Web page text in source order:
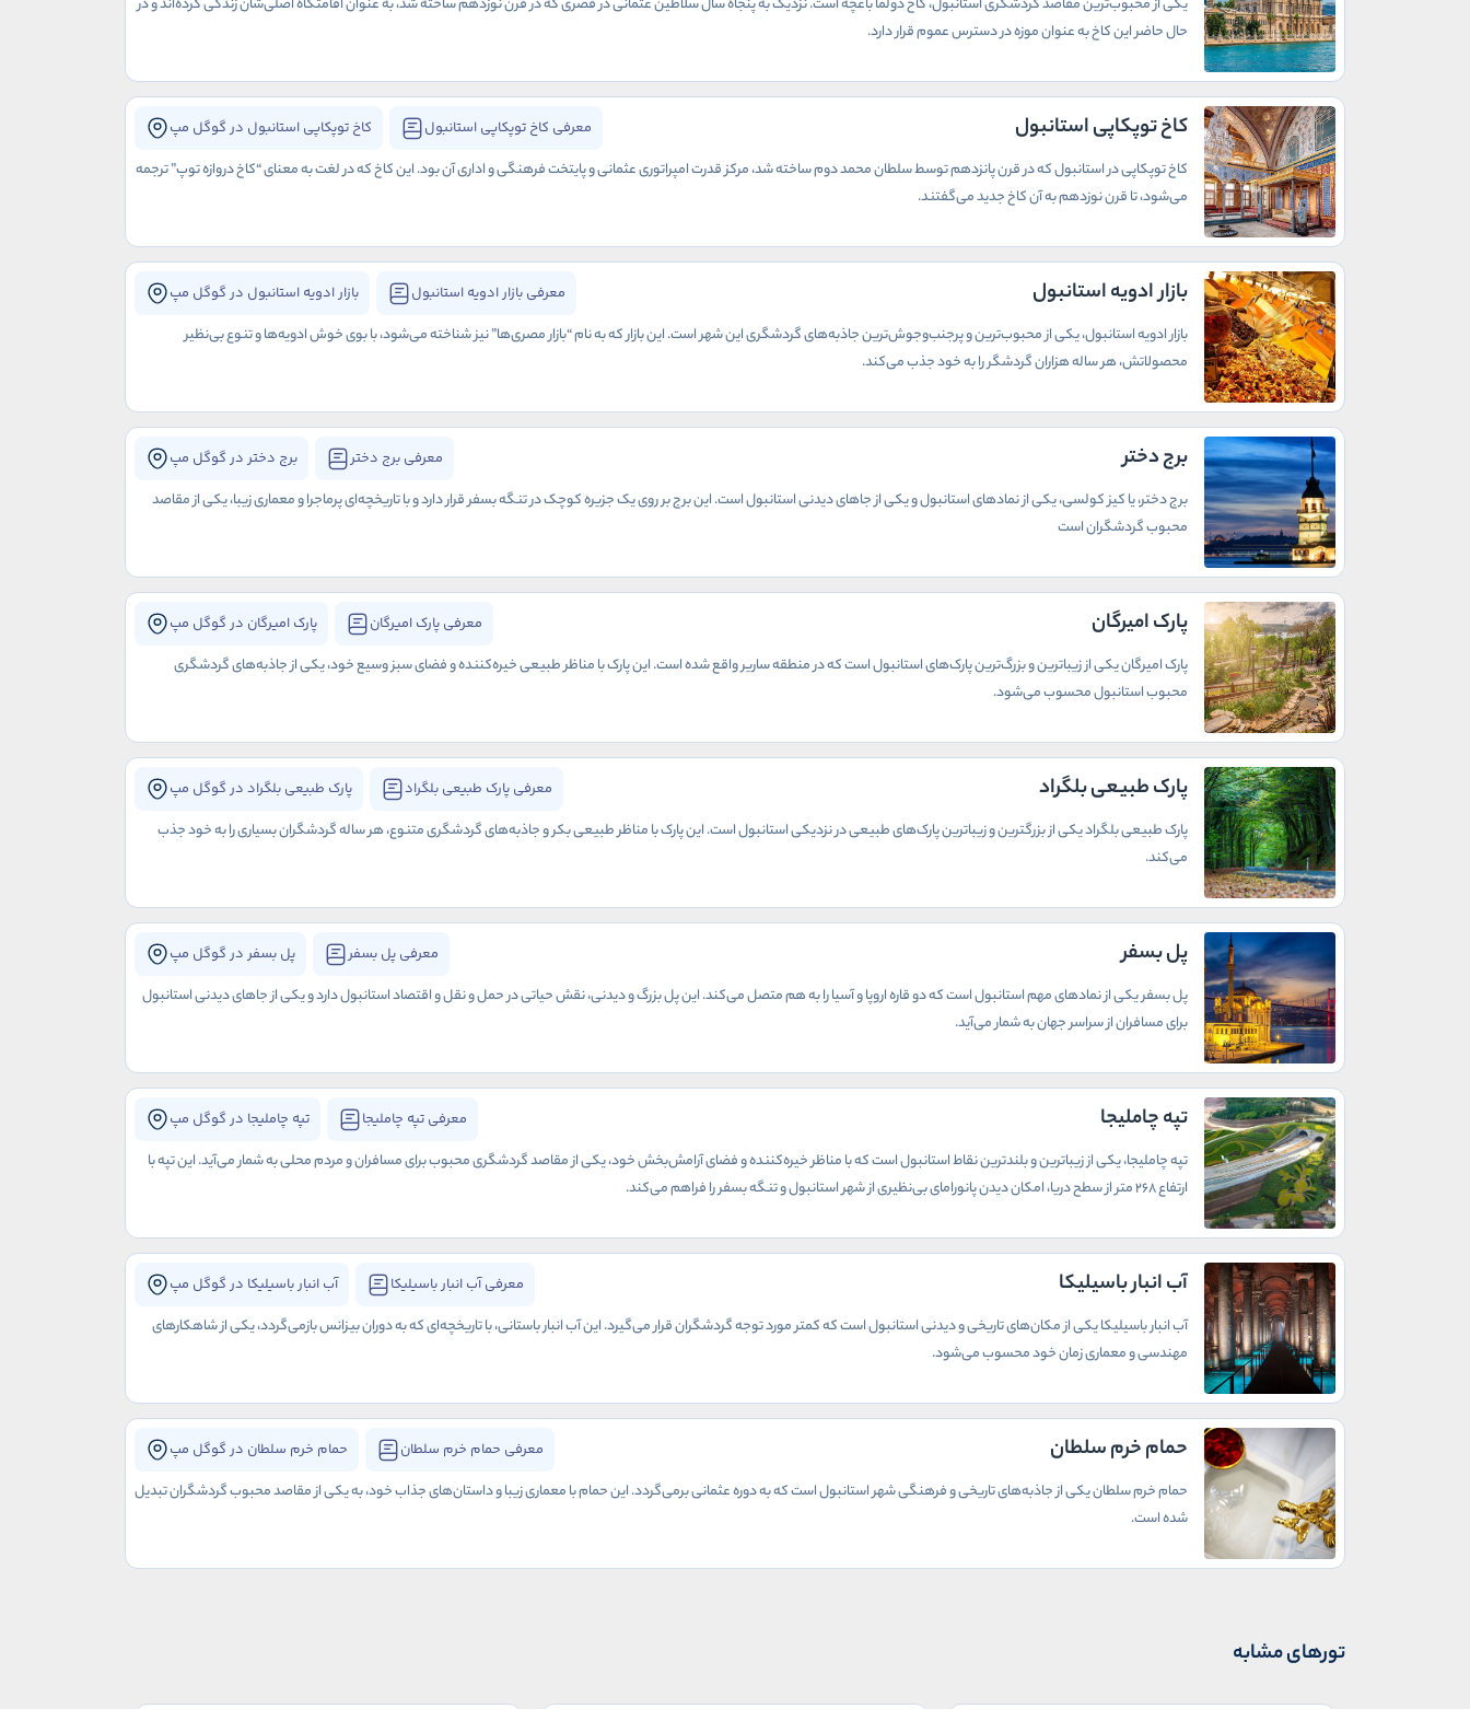
یکی از محبوب‌ترین مقاصد گردشگری استانبول، کاخ دولما باغچه است. نزدیک به پنجاه سال سلاطین عثمانی در قصری که در قرن نوزدهم ساخته شد، به عنوان اقامتگاه اصلی‌شان زندگی کرده‌اند و در
حال حاضر این کاخ به عنوان موزه در دسترس عموم قرار دارد.
کاخ توپکاپی استانبول معرفی کاخ توپکاپی استانبول کاخ توپکاپی استانبول در گوگل مپ
کاخ توپکاپی در استانبول که در قرن پانزدهم توسط سلطان محمد دوم ساخته شد، مرکز قدرت امپراتوری عثمانی و پایتخت فرهنگی و اداری آن بود. این کاخ که در لغت به معنای “کاخ دروازه توپ” ترجمه
می‌شود، تا قرن نوزدهم به آن کاخ جدید می‌گفتند.
بازار ادویه استانبول معرفی بازار ادویه استانبول بازار ادویه استانبول در گوگل مپ
بازار ادویه استانبول، یکی از محبوب‌ترین و پرجنب‌وجوش‌ترین جاذبه‌های گردشگری این شهر است. این بازار که به نام “بازار مصری‌ها” نیز شناخته می‌شود، با بوی خوش ادویه‌ها و تنوع بی‌نظیر
محصولاتش، هر ساله هزاران گردشگر را به خود جذب می‌کند.
برج دختر معرفی برج دختر برج دختر در گوگل مپ
برج دختر، یا کیز کولسی، یکی از نمادهای استانبول و یکی از جاهای دیدنی استانبول است. این برج بر روی یک جزیره کوچک در تنگه بسفر قرار دارد و با تاریخچه‌ای پرماجرا و معماری زیبا، یکی از مقاصد
محبوب گردشگران است
پارک امیرگان معرفی پارک امیرگان پارک امیرگان در گوگل مپ
پارک امیرگان یکی از زیباترین و بزرگ‌ترین پارک‌های استانبول است که در منطقه ساریر واقع شده است. این پارک با مناظر طبیعی خیره‌کننده و فضای سبز وسیع خود، یکی از جاذبه‌های گردشگری
محبوب استانبول محسوب می‌شود.
پارک طبیعی بلگراد معرفی پارک طبیعی بلگراد پارک طبیعی بلگراد در گوگل مپ
پارک طبیعی بلگراد یکی از بزرگترین و زیباترین پارک‌های طبیعی در نزدیکی استانبول است. این پارک با مناظر طبیعی بکر و جاذبه‌های گردشگری متنوع، هر ساله گردشگران بسیاری را به خود جذب
می‌کند.
پل بسفر معرفی پل بسفر پل بسفر در گوگل مپ
پل بسفر یکی از نمادهای مهم استانبول است که دو قاره اروپا و آسیا را به هم متصل می‌کند. این پل بزرگ و دیدنی، نقش حیاتی در حمل و نقل و اقتصاد استانبول دارد و یکی از جاهای دیدنی استانبول
برای مسافران از سراسر جهان به شمار می‌آید.
تپه چاملیجا معرفی تپه چاملیجا تپه چاملیجا در گوگل مپ
تپه چاملیجا، یکی از زیباترین و بلندترین نقاط استانبول است که با مناظر خیره‌کننده و فضای آرامش‌بخش خود، یکی از مقاصد گردشگری محبوب برای مسافران و مردم محلی به شمار می‌آید. این تپه با
ارتفاع 268 متر از سطح دریا، امکان دیدن پانورامای بی‌نظیری از شهر استانبول و تنگه بسفر را فراهم می‌کند.
آب انبار باسیلیکا معرفی آب انبار باسیلیکا آب انبار باسیلیکا در گوگل مپ
آب انبار باسیلیکا یکی از مکان‌های تاریخی و دیدنی استانبول است که کمتر مورد توجه گردشگران قرار می‌گیرد. این آب انبار باستانی، با تاریخچه‌ای که به دوران بیزانس بازمی‌گردد، یکی از شاهکارهای
مهندسی و معماری زمان خود محسوب می‌شود.
حمام خرم سلطان معرفی حمام خرم سلطان حمام خرم سلطان در گوگل مپ
حمام خرم سلطان یکی از جاذبه‌های تاریخی و فرهنگی شهر استانبول است که به دوره عثمانی برمی‌گردد. این حمام با معماری زیبا و داستان‌های جذاب خود، به یکی از مقاصد محبوب گردشگران تبدیل
شده است.
تورهای مشابه